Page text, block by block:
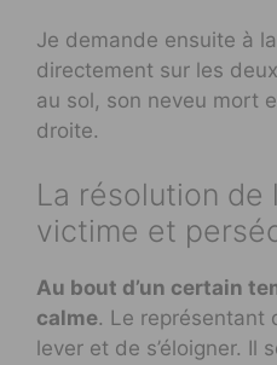
Je demande ensuite à
directement sur les
au sol, son neveu mort
droite.
La résolution de
victime et
Au bout d’un certain
calme. Le représentant
lever et de s’éloigner. Il